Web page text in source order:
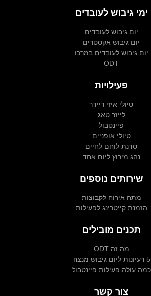
ימי גיבוש לעובדים
יום גיבוש לעובדים
יום גיבוש אקסטרים
יום גיבוש לעובדים במרכז
ODT
פעילויות
טיולי איזי ריידר
לייזר טאג
פיינטבול
טיולי אופניים
סדנת לוחם לחיים
נהג מירוץ ליום אחד
שירותים נוספים
מתח אירוח לקבוצות
הזמנת קייטרינג לפעילות
תכנים מובילים
מה זה ODT
5 רעיונות ליום גיבוש מנצח
כמה עולה פעילות פיינטבול
צור קשר